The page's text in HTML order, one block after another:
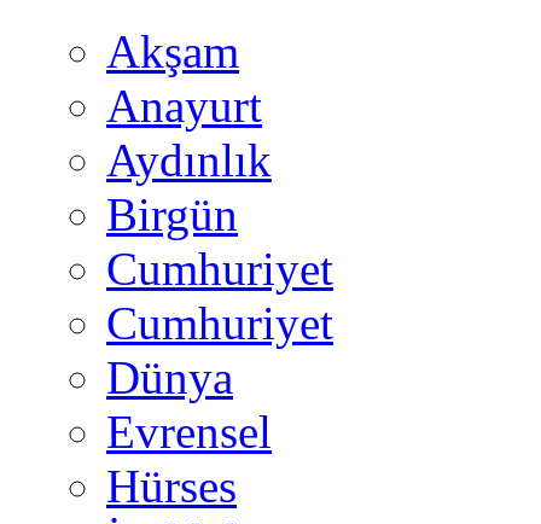
Akşam
Anayurt
Aydınlık
Birgün
Cumhuriyet
Cumhuriyet
Dünya
Evrensel
Hürses